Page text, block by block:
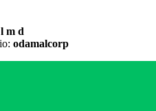
m d
odamalcorp